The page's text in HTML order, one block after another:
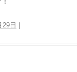
29日